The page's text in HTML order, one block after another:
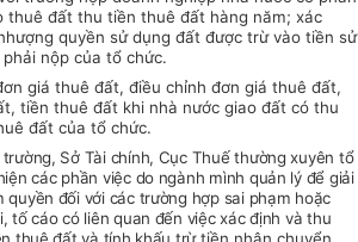
thuê đất thu tiền thuê đất hàng năm; xác
quyền sử dụng đất được trừ vào tiền sử
nộp của tổ chức.
giá thuê đất, điều chỉnh đơn giá thuê đất,
tiền thuê đất khi nhà nước giao đất có thu
đất của tổ chức.
Sở Tài chính, Cục Thuế thường xuyên tổ
các phần việc do ngành mình quản lý để giải
đối với các trường hợp sai phạm hoặc
tố cáo có liên quan đến việc xác định và thu